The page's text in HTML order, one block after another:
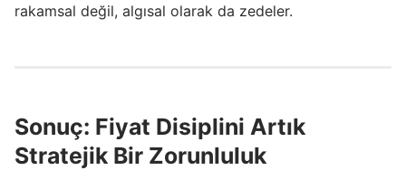
rakamsal değil, algısal olarak da zedeler.
Sonuç: Fiyat Disiplini Artık
Stratejik Bir Zorunluluk